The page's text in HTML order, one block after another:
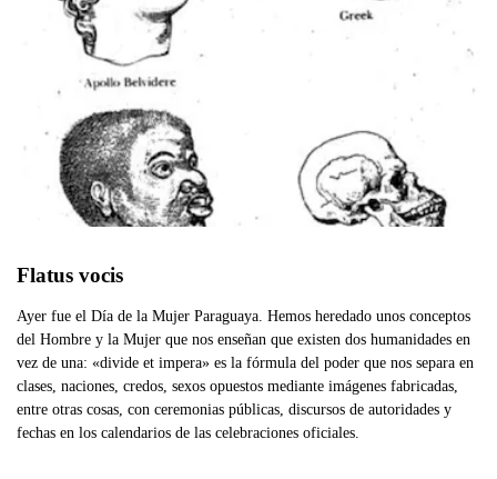
Flatus vocis
Ayer fue el Día de la Mujer Paraguaya. Hemos heredado unos conceptos
del Hombre y la Mujer que nos enseñan que existen dos humanidades en
vez de una: «divide et impera» es la fórmula del poder que nos separa en
clases, naciones, credos, sexos opuestos mediante imágenes fabricadas,
entre otras cosas, con ceremonias públicas, discursos de autoridades y
fechas en los calendarios de las celebraciones oficiales.